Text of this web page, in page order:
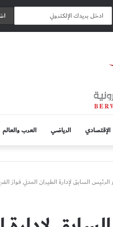
الإقتصادي الرياضي العرب والعالم
الرئيس السابق لإدارة الطيران المدني فواز